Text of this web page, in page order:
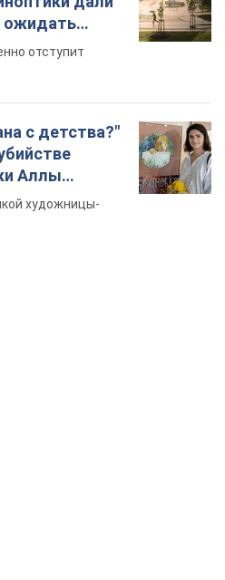
ожидать
отступит
с детства?"
Аллы
Стуса и
с пятью
художницы-